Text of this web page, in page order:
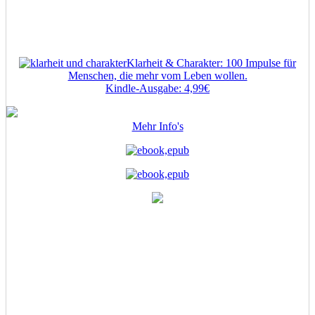
Klarheit & Charakter: 100 Impulse für
Menschen, die mehr vom Leben wollen.
Kindle-Ausgabe: 4,99€
Mehr Info's